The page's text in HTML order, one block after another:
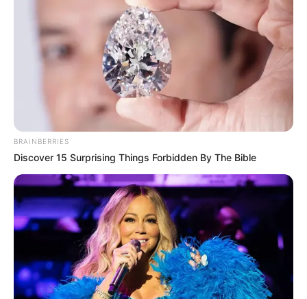
BRAINBERRIES
Discover 15 Surprising Things Forbidden By The Bible